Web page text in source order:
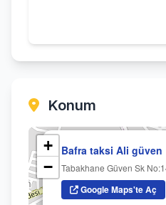
Konum
Bafra taksi Ali güven
Tabakhane Güven Sk
Google Maps'te Aç
+
−